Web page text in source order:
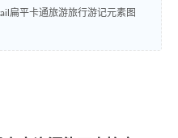
扁平卡通旅游旅行游记元素图